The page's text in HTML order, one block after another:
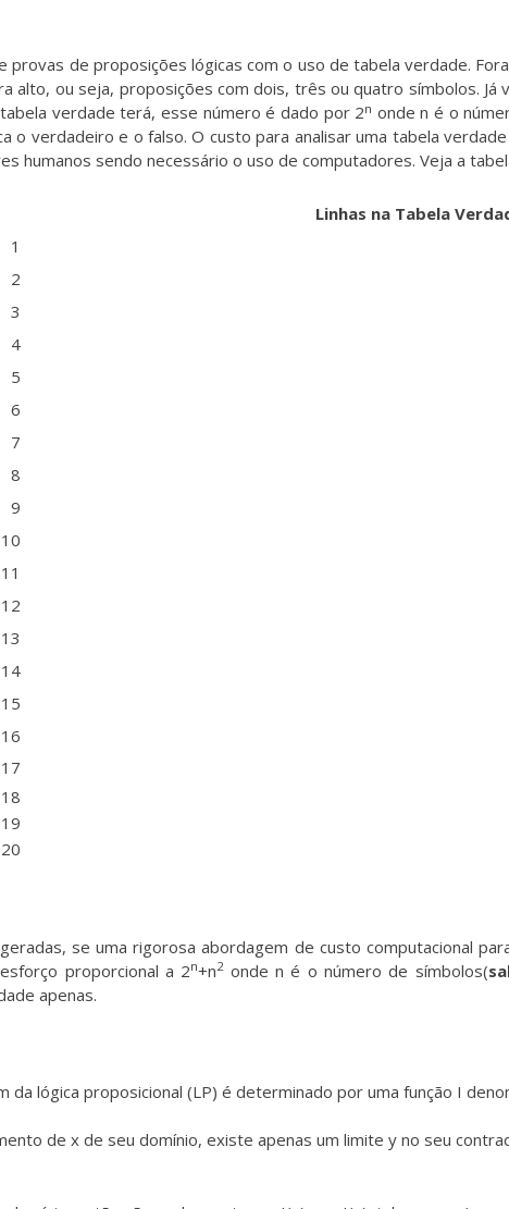
provas de proposições lógicas com o uso de tabela verdade.
ou seja, proposições com dois, três ou quatro símbolos. Já
verdade terá, esse número é dado por 2n onde n é o
o verdadeiro e o falso. O custo para analisar uma tabela
humanos sendo necessário o uso de computadores. Veja a
Linhas na Tabela
1
2
3
4
5
6
7
8
9
10
11
12
13
14
15
16
17
18
19
20
se uma rigorosa abordagem de custo computacional
proporcional a 2n+n2onde n é o número de símbolos(
apenas.
lógica proposicional (LP) é determinado por uma função I
de x de seu domínio, existe apenas um limite y no seu